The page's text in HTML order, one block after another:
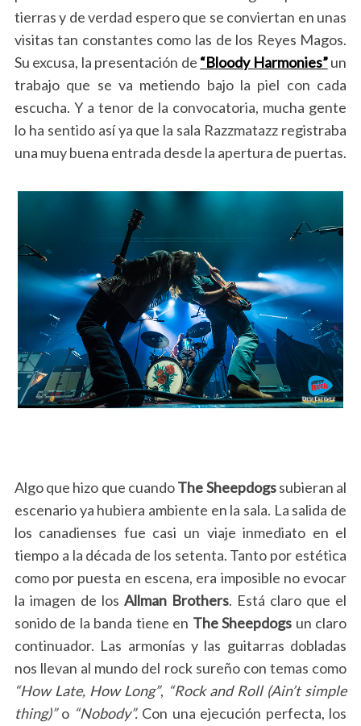
tierras y de verdad espero que se conviertan en unas
visitas tan constantes como las de los Reyes Magos.
Su excusa, la presentación de “Bloody Harmonies”un
trabajo que se va metiendo bajo la piel con cada
escucha. Y a tenor de la convocatoria, mucha gente
lo ha sentido así ya que la sala Razzmatazz registraba
una muy buena entrada desde la apertura de puertas.
Algo que hizo que cuandoThe Sheepdogssubieran al
escenario ya hubiera ambiente en la sala. La salida de
los canadienses fue casi un viaje inmediato en el
tiempo a la década de los setenta. Tanto por estética
como por puesta en escena, era imposible no evocar
la imagen de los Allman Brothers. Está claro que el
sonido de la banda tiene en The Sheepdogs un claro
continuador. Las armonías y las guitarras dobladas
nos llevan al mundo del rock sureño con temas como
“How Late, How Long”, “Rock and Roll (Ain’t simple
thing)”o “Nobody”.Con una ejecución perfecta, los